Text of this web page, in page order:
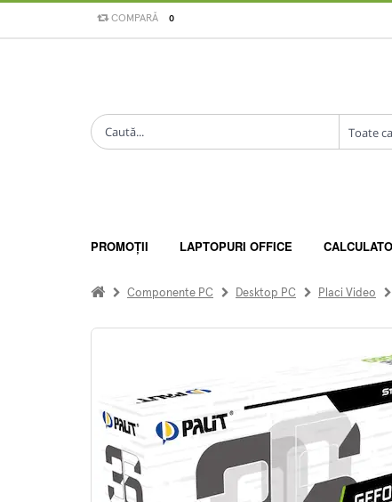
COMPARĂ 0
PROMOȚII LAPTOPURI OFFICE
Componente PC Desktop PC Placi Video